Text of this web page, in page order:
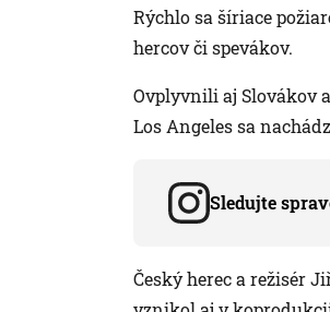
Rýchlo sa šíriace
hercov či spevákov.
Ovplyvnili aj Slovákov
Los Angeles sa
Sledujte
Český herec a režisér